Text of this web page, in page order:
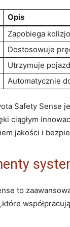
Opis
Zapobiega
Dostosowuje
Utrzymuje
Automatycznie
Safety Sense
ciągłym
jakości i
to